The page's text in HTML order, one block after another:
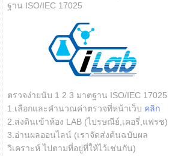
ฐาน ISO/IEC 17025
ตรวจง่ายนับ 1 2 3 มาตฐาน ISO/IEC 17025
1.เลือกและคำนวณค่าตรวจที่หน้าเว็บ คลิก
2.ส่งดินเข้าห้อง LAB (ไปรษณีย์,เคอรี่,แฟรช)
3.อ่านผลออนไลน์ (เราจัดส่งต้นฉบับผล
วิเคราะห์ ไปตามที่อยู่ที่ให้ไว้เช่นกัน)